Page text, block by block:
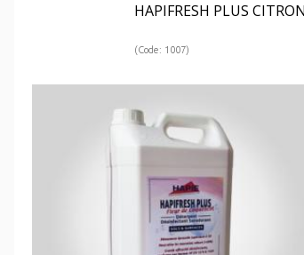
HAPIFRESH PLUS
(Code: 1007)